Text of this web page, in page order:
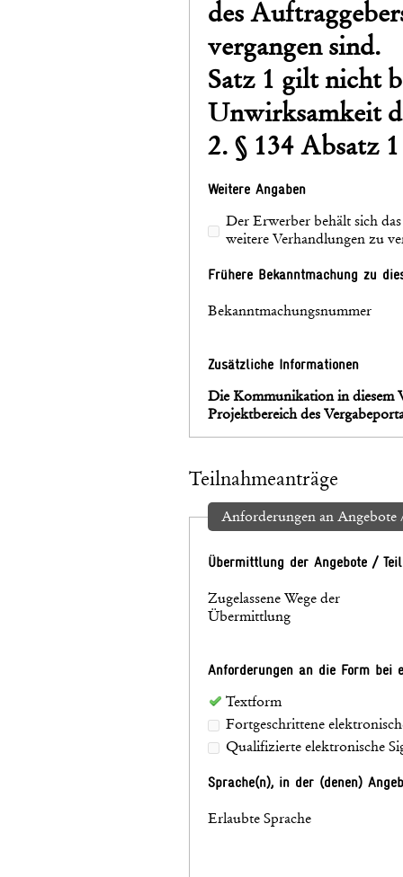
des
vergangen sind.
Satz 1 gilt nicht
Unwirksamkeit
2. § 134 Absatz
Weitere Angaben
Der Erwerber behält sich
weitere Verhandlungen zu
Frühere Bekanntmachung zu
Bekanntmachungsnummer
Zusätzliche Informationen
Die Kommunikation in diesem
Projektbereich des
Teilnahmeanträge
Anforderungen an Angebote
Übermittlung der Angebote /
Zugelassene Wege der
Übermittlung
Anforderungen an die Form bei
Textform
Fortgeschrittene
Qualifizierte elektronische
Sprache(n), in der (denen)
Erlaubte Sprache